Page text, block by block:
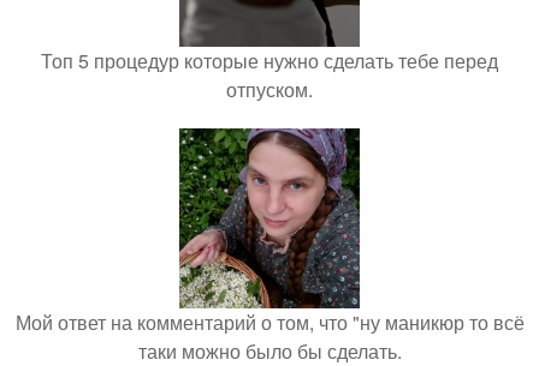
Топ 5 процедур которые нужно сделать тебе перед
отпуском.
Мой ответ на комментарий о том, что "ну маникюр то всё
таки можно было бы сделать.